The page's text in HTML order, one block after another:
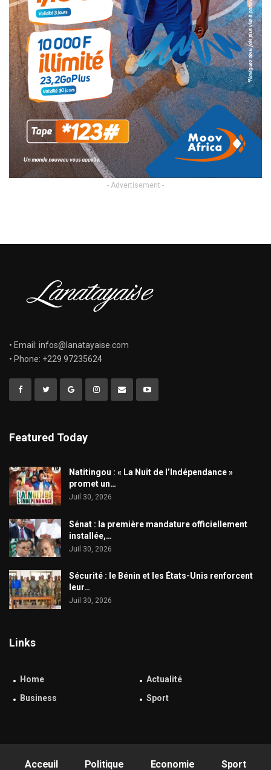
- Advertisement -
• Email: infos@lanatayaise.com
• Phone: +229 97235624
Featured Today
​Natitingou : « La Nuit de l’Indépendance »
promet un…
Juil 30, 2026
Sénat : la première mandature officiellement
installée,…
Juil 30, 2026
Sécurité : le Bénin et les États-Unis renforcent
leur…
Juil 30, 2026
Links
Home
Actualité
Business
Sport
Acceuil Politique Economie Sport